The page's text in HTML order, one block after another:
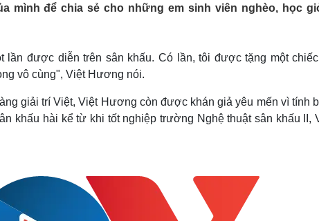
Thể thao
Thế giới thể thao
eSports
Hậu trường
Ô tô - Xe máy
Tư vấn
Văn hóa
Sân khấu - Điện ảnh
Giải trí
Nghệ sĩ
Du
Tư
mình để chia sẻ cho những em sinh viên nghèo, học
lần được diễn trên sân khấu. Có lần, tôi được tặng một
vô cùng", Việt Hương nói.
giải trí Việt, Việt Hương còn được khán giả yêu mến vì tính
khấu hài kể từ khi tốt nghiệp trường Nghệ thuật sân khấu II,